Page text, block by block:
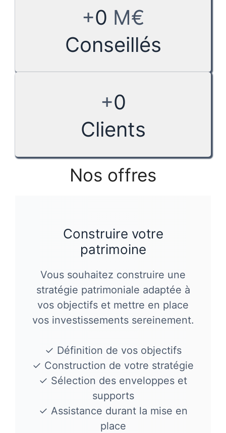
+0 M€
Conseillés
+0
Clients
Nos offres
Construire votre
patrimoine
Vous souhaitez construire une
stratégie patrimoniale adaptée à
vos objectifs et mettre en place
vos investissements sereinement.
✓ Définition de vos objectifs
✓ Construction de votre stratégie
✓ Sélection des enveloppes et
supports
✓ Assistance durant la mise en
place